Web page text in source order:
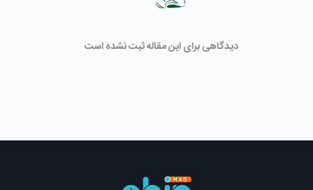
دیدگاهی برای این مقاله ثبت نشده است